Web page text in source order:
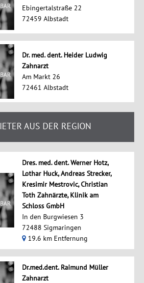
Ebingertalstraße 22
72459 Albstadt
Dr. med. dent. Heider Ludwig
Zahnarzt
Am Markt 26
72461 Albstadt
AUS DER REGION
Dres. med. dent. Werner Hotz,
Lothar Huck, Andreas Strecker,
Kresimir Mestrovic, Christian
Toth Zahnärzte, Klinik am
Schloss GmbH
In den Burgwiesen 3
72488 Sigmaringen
19.6 km Entfernung
Dr.med.dent. Raimund Müller
Zahnarzt